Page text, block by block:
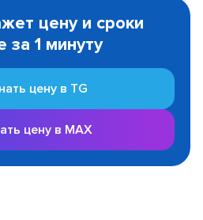
цену и сроки
за 1 минуту
цену в TG
цену в MAX